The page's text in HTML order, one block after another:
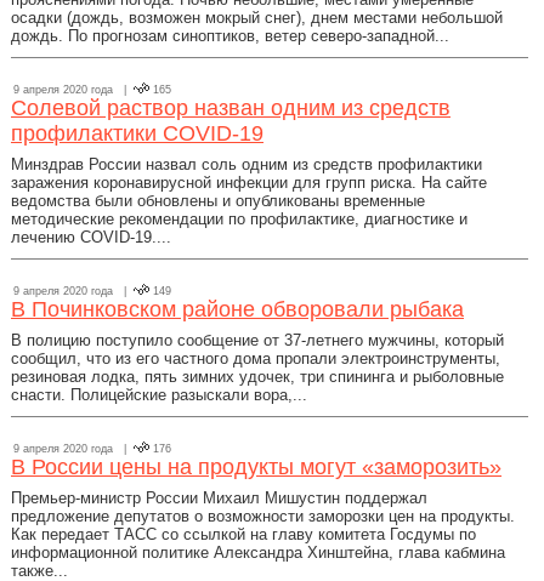
осадки (дождь, возможен мокрый снег), днем местами небольшой
дождь. По прогнозам синоптиков, ветер северо-западной...
9 апреля 2020 года | 165
Солевой раствор назван одним из средств
профилактики COVID-19
Минздрав России назвал соль одним из средств профилактики
заражения коронавирусной инфекции для групп риска. На сайте
ведомства были обновлены и опубликованы временные
методические рекомендации по профилактике, диагностике и
лечению COVID-19....
9 апреля 2020 года | 149
В Починковском районе обворовали рыбака
В полицию поступило сообщение от 37-летнего мужчины, который
сообщил, что из его частного дома пропали электроинструменты,
резиновая лодка, пять зимних удочек, три спининга и рыболовные
снасти. Полицейские разыскали вора,...
9 апреля 2020 года | 176
В России цены на продукты могут «заморозить»
Премьер-министр России Михаил Мишустин поддержал
предложение депутатов о возможности заморозки цен на продукты.
Как передает ТАСС со ссылкой на главу комитета Госдумы по
информационной политике Александра Хинштейна, глава кабмина
также...